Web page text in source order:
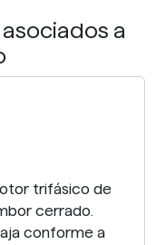
a
trifásico de
cerrado.
conforme a